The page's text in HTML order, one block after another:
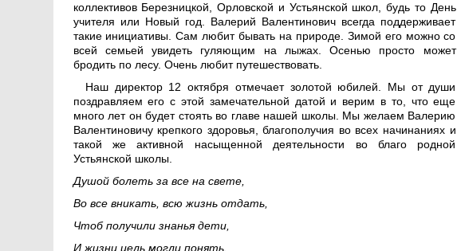
коллективов Березницкой, Орловской и Устьянской школ, будь то День
учителя или Новый год. Валерий Валентинович всегда поддерживает
такие инициативы. Сам любит бывать на природе. Зимой его можно со
всей семьей увидеть гуляющим на лыжах. Осенью просто может
бродить по лесу. Очень любит путешествовать.
Наш директор 12 октября отмечает золотой юбилей. Мы от души
поздравляем его с этой замечательной датой и верим в то, что еще
много лет он будет стоять во главе нашей школы. Мы желаем Валерию
Валентиновичу крепкого здоровья, благополучия во всех начинаниях и
такой же активной насыщенной деятельности во благо родной
Устьянской школы.
Душой болеть за все на свете,
Во все вникать, всю жизнь отдать,
Чтоб получили знанья дети,
И жизни цель могли понять.